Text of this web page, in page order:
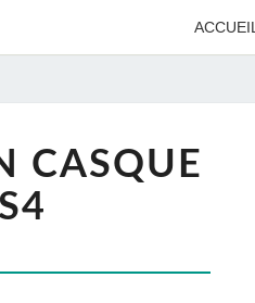
ACCUEIL
CASQUE